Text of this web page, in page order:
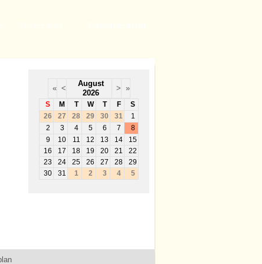
« <
August
2026
> »
S M T W T F
S
26
27 28 29 30 31
1
2
3 4 5 6 7
8
9
10 11 12 13 14
15
16
17 18 19 20 21
22
23
24 25 26 27 28
29
30
31 1 2 3 4 5